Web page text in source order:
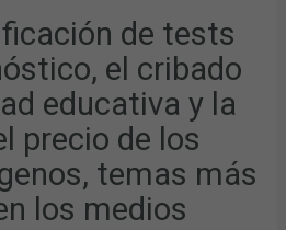
de tests
el cribado
educativa y la
precio de los
temas más
los medios